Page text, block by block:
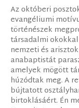
Az októberi
evangéliumi
történészek
társadalmi
nemzeti és
anabaptistát
amelyek mögött
húzódtak meg. A
bújtatott
birtoklásáért. Én